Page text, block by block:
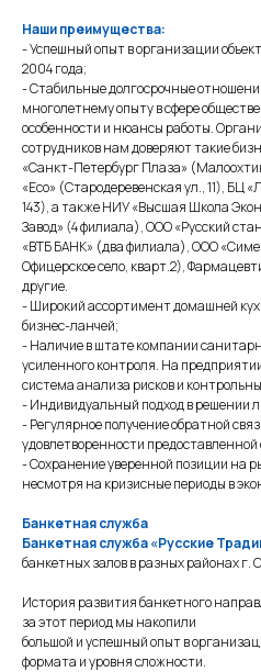
Наши преимущества:
- Успешный опыт в организации
2004 года;
- Стабильные долгосрочные
многолетнему опыту в сфере
особенности и нюансы работы.
сотрудников нам доверяют такие
«Санкт-Петербург Плаза»
«Есо» (Стародеревенская ул., 11), БЦ
143), а также НИУ «Высшая Школа
Завод» (4 филиала), ООО «Русский
«ВТБ БАНК» (два филиала), ООО
Офицерское село, кварт.2),
другие.
- Широкий ассортимент домашней
бизнес-ланчей;
- Наличие в штате компании
усиленного контроля. На
система анализа рисков и
- Индивидуальный подход в решении
- Регулярное получение обратной
удовлетворенности предоставленной
- Сохранение уверенной позиции на
несмотря на кризисные периоды в
Банкетная служба
Банкетная служба «Русские
банкетных залов в разных районах г.
История развития банкетного
за этот период мы накопили
большой и успешный опыт в
формата и уровня сложности.